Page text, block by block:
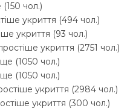
чол.)
укриття (494 чол.)
укриття (93 чол.)
укриття (2751 чол.)
(1050 чол.)
(1050 чол.)
укриття (2984 чол.)
укриття (300 чол.)